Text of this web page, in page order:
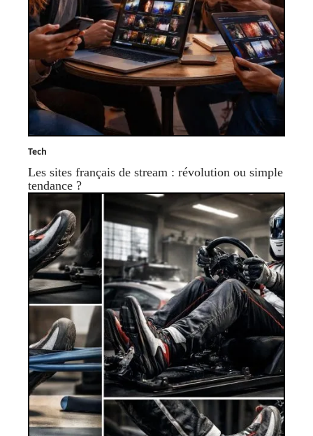
Tech
Les sites français de stream : révolution ou simple
tendance ?